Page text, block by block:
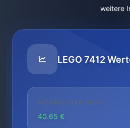
weitere
LEGO 7412
NIEDRIGSTER PREIS
40.65 €